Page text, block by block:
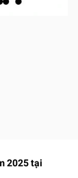
2025 tại